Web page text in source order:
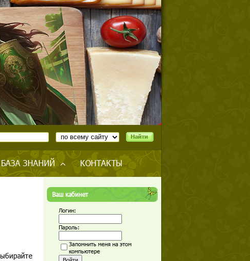
БАЗА ЗНАНИЙ КОНТАКТЫ
Ваш кабинет
Логин:
Пароль:
Запомнить меня на этом
компьютере